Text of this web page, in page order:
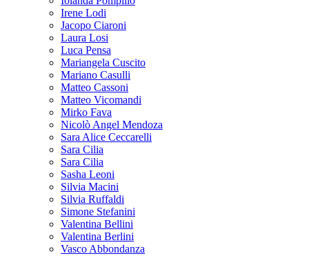
Irene Lodi
Jacopo Ciaroni
Laura Losi
Luca Pensa
Mariangela Cuscito
Mariano Casulli
Matteo Cassoni
Matteo Vicomandi
Mirko Fava
Nicolò Angel Mendoza
Sara Alice Ceccarelli
Sara Cilia
Sara Cilia
Sasha Leoni
Silvia Macini
Silvia Ruffaldi
Simone Stefanini
Valentina Bellini
Valentina Berlini
Vasco Abbondanza